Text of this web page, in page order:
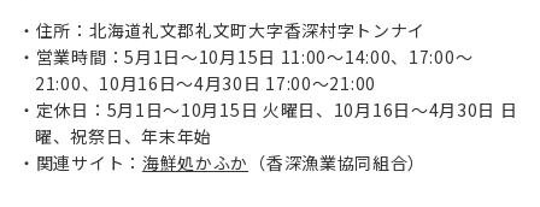
住所：北海道礼文郡礼文町大字香深村字トンナイ
営業時間：5月1日～10月15日 11:00～14:00、17:00～
21:00、10月16日～4月30日 17:00～21:00
定休日：5月1日～10月15日 火曜日、10月16日～4月30日 日
曜、祝祭日、年末年始
関連サイト： 海鮮処かふか （香深漁業協同組合）